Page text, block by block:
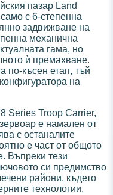
пазар Land
с 6-степенна
задвижване на
механична
гама, но
ѝ премахване.
по-късен етап, тъй
на
Series Troop Carrier,
е намален от
с останалите
е част от общото
Въпреки тези
си предимство
райони, където
технологии.